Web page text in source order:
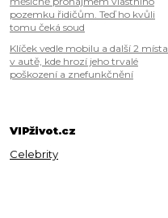
pozemku řidičům. Teď ho kvůli
tomu čeká soud
Klíček vedle mobilu a další 2 místa
v autě, kde hrozí jeho trvalé
poškození a znefunkčnění
VIPživot.cz
Celebrity